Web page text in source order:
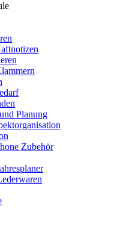
Planung
Zubehör